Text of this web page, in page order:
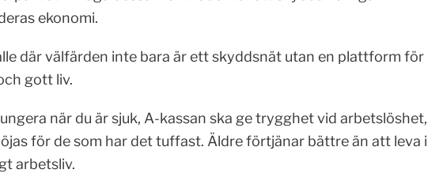
ekonomi.
där välfärden inte bara är ett skyddsnät utan en plattform för
gott liv.
när du är sjuk, A-kassan ska ge trygghet vid arbetslöshet,
för de som har det tuffast. Äldre förtjänar bättre än att leva i
arbetsliv.